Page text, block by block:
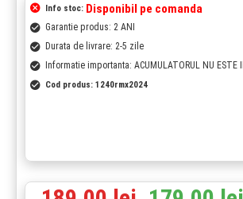
Info stoc: Disponibil pe comanda
Garantie produs: 2 ANI
Durata de livrare: 2-5 zile
Informatie importanta: ACUMULATORUL NU ESTE
Cod produs: 1240rmx2024